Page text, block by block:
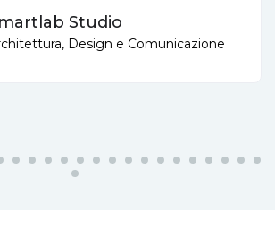
Studio
Design e Comunicazione